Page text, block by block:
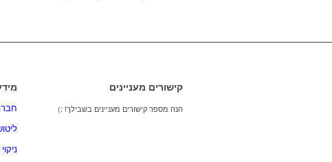
קישורים מעניינים
הנה מספר קישורים מעניינים בשבילך! :)